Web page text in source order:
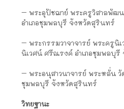
– พระอุปัชฌาย์ พระครูวิสาลพัฒ
อำเภอชุมพลบุรี จังหวัดสุรินทร์
– พระกรรมวาจาจารย์ พระครู
นิเวศน์ ศรีณรงค์ อำเภอชุมพลบุ
– พระอนุสาวนาจารย์ พระหลั่น วั
ชุมพลบุรี จังหวัดสุรินทร์
วิทยฐานะ